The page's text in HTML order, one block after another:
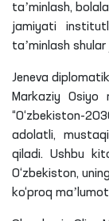
taʼminlash,
jamiyati
taʼminlash
Jeneva
Markaziy Osiyo
“O‘zbekiston-
adolatli,
qiladi. Ushbu
O‘zbekiston,
ko‘proq